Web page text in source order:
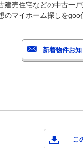
売住宅などの中古一
のマイホーム探しをgoo
こ